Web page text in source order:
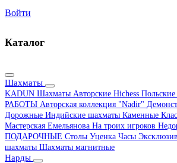
Войти
Каталог
Шахматы
KADUN Шахматы Авторские Hichess Польские
РАБОТЫ Авторская коллекция "Nadir"
Дорожные Индийские шахматы Каменные
Мастерская Емельянова На троих игроков
ПОДАРОЧНЫЕ Столы Уценка Часы
шахматы Шахматы магнитные
Нарды